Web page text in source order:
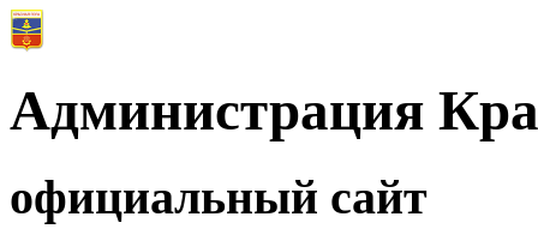
Администрация
официальный сайт